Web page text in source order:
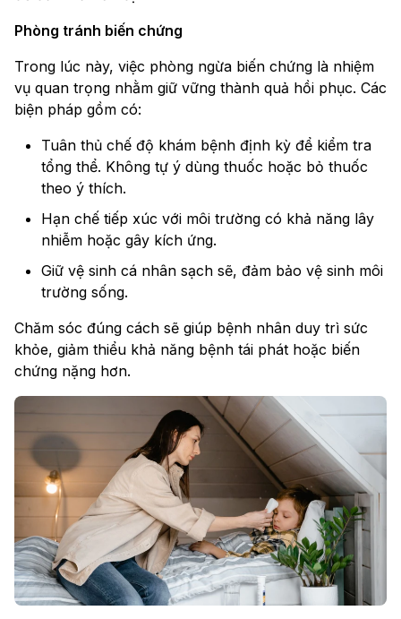
Phòng tránh biến chứng
Trong lúc này, việc phòng ngừa biến chứng là nhiệm
vụ quan trọng nhằm giữ vững thành quả hồi phục. Các
biện pháp gồm có:
Tuân thủ chế độ khám bệnh định kỳ để kiểm tra
tổng thể. Không tự ý dùng thuốc hoặc bỏ thuốc
theo ý thích.
Hạn chế tiếp xúc với môi trường có khả năng lây
nhiễm hoặc gây kích ứng.
Giữ vệ sinh cá nhân sạch sẽ, đảm bảo vệ sinh môi
trường sống.
Chăm sóc đúng cách sẽ giúp bệnh nhân duy trì sức
khỏe, giảm thiểu khả năng bệnh tái phát hoặc biến
chứng nặng hơn.